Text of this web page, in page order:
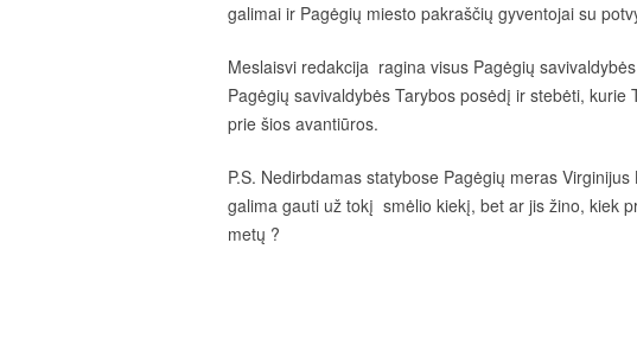
galimai ir Pagėgių miesto pakraščių gyventojai su
Meslaisvi redakcija ragina visus Pagėgių
Pagėgių savivaldybės Tarybos posėdį ir stebėti,
prie šios avantiūros.
P.S. Nedirbdamas statybose Pagėgių meras
galima gauti už tokį smėlio kiekį, bet ar jis žino, kiek
metų ?